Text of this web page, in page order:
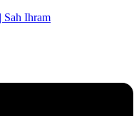
Sah Ihram